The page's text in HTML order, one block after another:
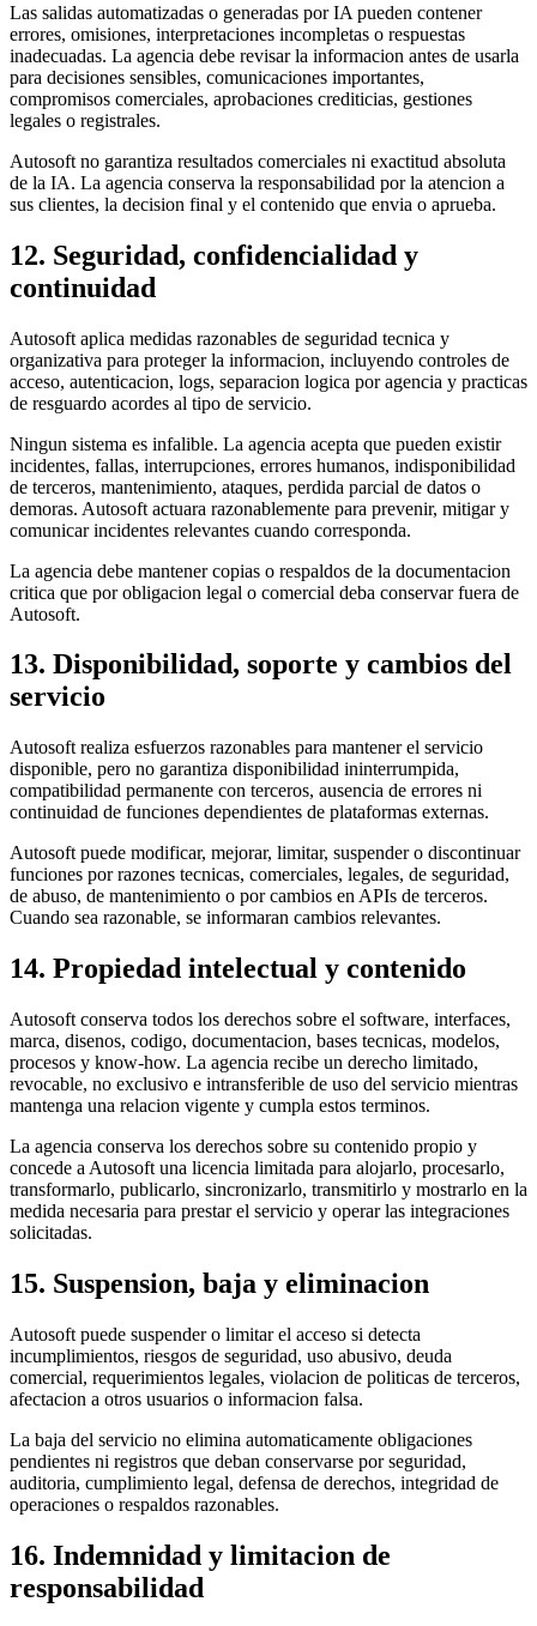
Las salidas automatizadas o generadas por IA pueden contener
errores, omisiones, interpretaciones incompletas o respuestas
inadecuadas. La agencia debe revisar la informacion antes de usarla
para decisiones sensibles, comunicaciones importantes,
compromisos comerciales, aprobaciones crediticias, gestiones
legales o registrales.
Autosoft no garantiza resultados comerciales ni exactitud absoluta
de la IA. La agencia conserva la responsabilidad por la atencion a
sus clientes, la decision final y el contenido que envia o aprueba.
12. Seguridad, confidencialidad y
continuidad
Autosoft aplica medidas razonables de seguridad tecnica y
organizativa para proteger la informacion, incluyendo controles de
acceso, autenticacion, logs, separacion logica por agencia y practicas
de resguardo acordes al tipo de servicio.
Ningun sistema es infalible. La agencia acepta que pueden existir
incidentes, fallas, interrupciones, errores humanos, indisponibilidad
de terceros, mantenimiento, ataques, perdida parcial de datos o
demoras. Autosoft actuara razonablemente para prevenir, mitigar y
comunicar incidentes relevantes cuando corresponda.
La agencia debe mantener copias o respaldos de la documentacion
critica que por obligacion legal o comercial deba conservar fuera de
Autosoft.
13. Disponibilidad, soporte y cambios del
servicio
Autosoft realiza esfuerzos razonables para mantener el servicio
disponible, pero no garantiza disponibilidad ininterrumpida,
compatibilidad permanente con terceros, ausencia de errores ni
continuidad de funciones dependientes de plataformas externas.
Autosoft puede modificar, mejorar, limitar, suspender o discontinuar
funciones por razones tecnicas, comerciales, legales, de seguridad,
de abuso, de mantenimiento o por cambios en APIs de terceros.
Cuando sea razonable, se informaran cambios relevantes.
14. Propiedad intelectual y contenido
Autosoft conserva todos los derechos sobre el software, interfaces,
marca, disenos, codigo, documentacion, bases tecnicas, modelos,
procesos y know-how. La agencia recibe un derecho limitado,
revocable, no exclusivo e intransferible de uso del servicio mientras
mantenga una relacion vigente y cumpla estos terminos.
La agencia conserva los derechos sobre su contenido propio y
concede a Autosoft una licencia limitada para alojarlo, procesarlo,
transformarlo, publicarlo, sincronizarlo, transmitirlo y mostrarlo en la
medida necesaria para prestar el servicio y operar las integraciones
solicitadas.
15. Suspension, baja y eliminacion
Autosoft puede suspender o limitar el acceso si detecta
incumplimientos, riesgos de seguridad, uso abusivo, deuda
comercial, requerimientos legales, violacion de politicas de terceros,
afectacion a otros usuarios o informacion falsa.
La baja del servicio no elimina automaticamente obligaciones
pendientes ni registros que deban conservarse por seguridad,
auditoria, cumplimiento legal, defensa de derechos, integridad de
operaciones o respaldos razonables.
16. Indemnidad y limitacion de
responsabilidad